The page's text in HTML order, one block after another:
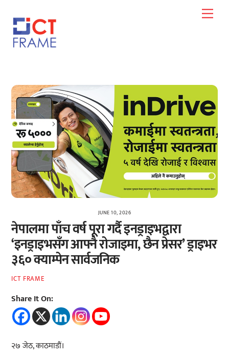
content
JUNE 10, 2026
नेपालमा पाँच वर्ष पूरा गर्दै इनड्राइभद्वारा
‘इनड्राइभसँग आफ्नै रोजाइमा, छैन प्रेसर’ ड्राइभर
३६० क्याम्पेन सार्वजनिक
ICT FRAME
Share It On:
२७ जेठ, काठमाडौं।